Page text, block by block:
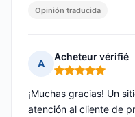
Opinión traducida
A
Acheteur vérifié
Nota: 5 de 5
¡Muchas gracias! Un
atención al cliente de